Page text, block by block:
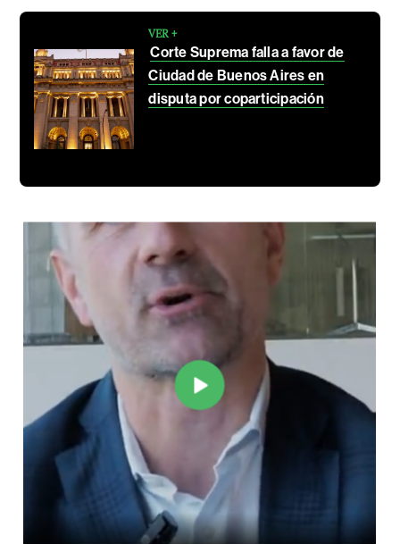
VER +
Corte Suprema falla a favor de
Ciudad de Buenos Aires en
disputa por coparticipación